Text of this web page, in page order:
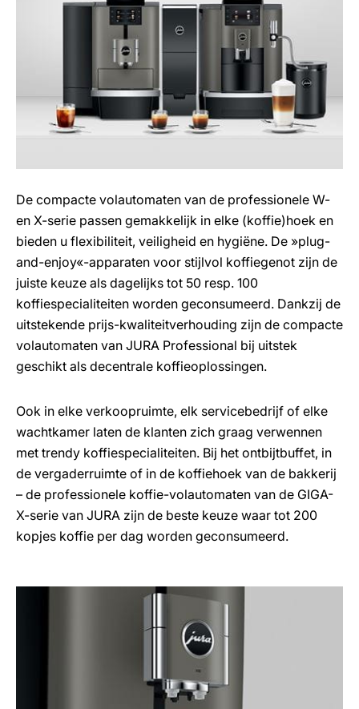
De compacte volautomaten van de professionele W-
en X-serie passen gemakkelijk in elke (koffie)hoek en
bieden u flexibiliteit, veiligheid en hygiëne. De »plug-
and-enjoy«-apparaten voor stijlvol koffiegenot zijn de
juiste keuze als dagelijks tot 50 resp. 100
koffiespecialiteiten worden geconsumeerd. Dankzij de
uitstekende prijs-kwaliteitverhouding zijn de compacte
volautomaten van JURA Professional bij uitstek
geschikt als decentrale koffieoplossingen.
Ook in elke verkoopruimte, elk servicebedrijf of elke
wachtkamer laten de klanten zich graag verwennen
met trendy koffiespecialiteiten. Bij het ontbijtbuffet, in
de vergaderruimte of in de koffiehoek van de bakkerij
– de professionele koffie-volautomaten van de GIGA-
X-serie van JURA zijn de beste keuze waar tot 200
kopjes koffie per dag worden geconsumeerd.